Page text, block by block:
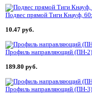
Подвес прямой Тиги Кнауф,
10.47 руб.
Профиль направляющий (ПН-
189.80 руб.
Профиль направляющий (ПН-